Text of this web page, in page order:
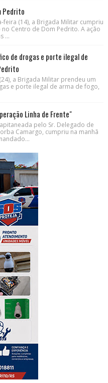
Pedrito
feira (14), a Brigada Militar cumpriu
Centro de Dom Pedrito. A ação
...
de drogas e porte ilegal de
a Brigada Militar prendeu um
e porte ilegal de arma de fogo,
Linha de Frente"
pelo Sr. Delegado de
Camargo, cumpriu na manhã